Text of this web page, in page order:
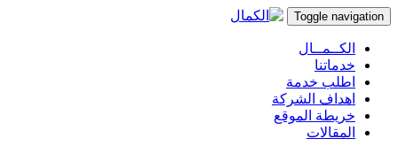
Toggle navigation
الكــمــال
خدماتنا
اطلب خدمة
اهداف الشركة
خريطة الموقع
المقالات